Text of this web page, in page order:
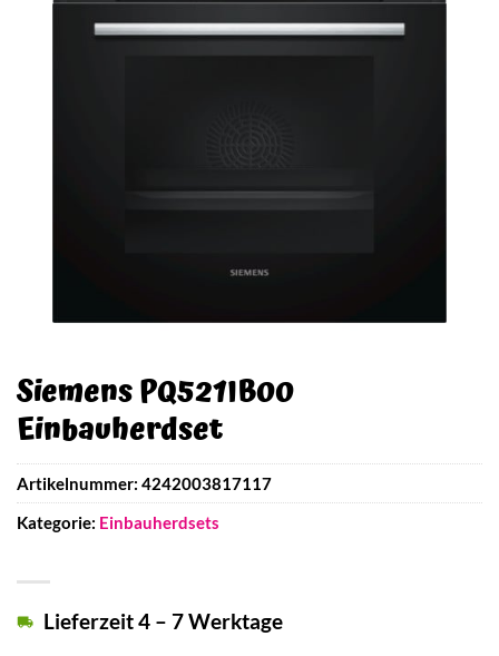
Siemens PQ521IB00
Einbauherdset
Lieferzeit 4 – 7 Werktage
Artikelnummer: 4242003817117
Kategorie: Einbauherdsets